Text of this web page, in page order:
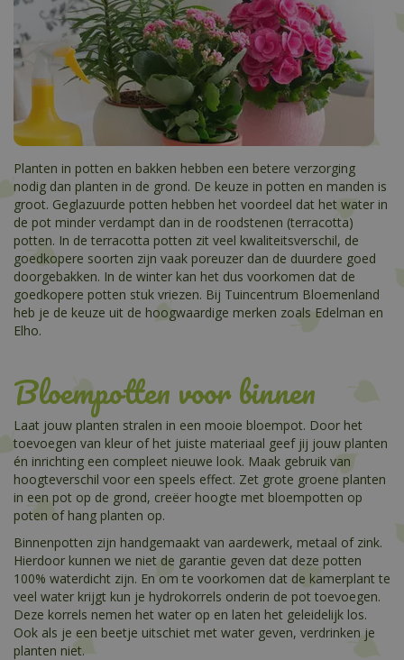
Planten in potten en bakken hebben een betere verzorging
nodig dan planten in de grond. De keuze in potten en manden is
groot. Geglazuurde potten hebben het voordeel dat het water in
de pot minder verdampt dan in de roodstenen (terracotta)
potten. In de terracotta potten zit veel kwaliteitsverschil, de
goedkopere soorten zijn vaak poreuzer dan de duurdere goed
doorgebakken. In de winter kan het dus voorkomen dat de
goedkopere potten stuk vriezen. Bij Tuincentrum Bloemenland
heb je de keuze uit de hoogwaardige merken zoals Edelman en
Elho.
Bloempotten voor binnen
Laat jouw planten stralen in een mooie bloempot. Door het
toevoegen van kleur of het juiste materiaal geef jij jouw planten
én inrichting een compleet nieuwe look. Maak gebruik van
hoogteverschil voor een speels effect. Zet grote groene planten
in een pot op de grond, creëer hoogte met bloempotten op
poten of hang planten op.
Binnenpotten zijn handgemaakt van aardewerk, metaal of zink.
Hierdoor kunnen we niet de garantie geven dat deze potten
100% waterdicht zijn. En om te voorkomen dat de kamerplant te
veel water krijgt kun je hydrokorrels onderin de pot toevoegen.
Deze korrels nemen het water op en laten het geleidelijk los.
Ook als je een beetje uitschiet met water geven, verdrinken je
planten niet.